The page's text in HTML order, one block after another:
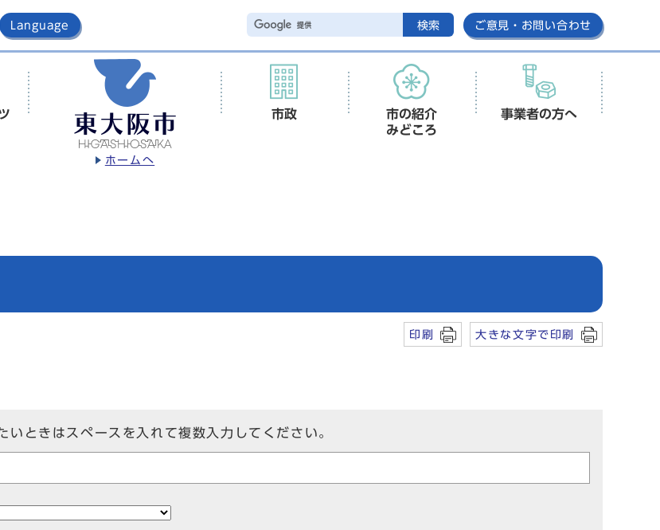
Language 検索 ご意見・お問い合わせ
ホームへ
市政
市の紹介
みどころ
事業者の方へ
印刷 大きな文字で印刷
ときはスペースを入れて複数入力してください。